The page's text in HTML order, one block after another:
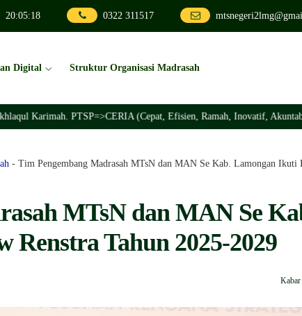
20:05:20 0322 311517
Digital Struktur Organisasi Madrasah
PTSP=>CERIA (Cepat, Efisien, Ramah, Inovatif, Akuntabel)
- Tim Pengembang Madrasah MTsN dan MAN Se Kab. Lamongan Ikuti
MTsN dan MAN Se
Renstra Tahun 2025-2029